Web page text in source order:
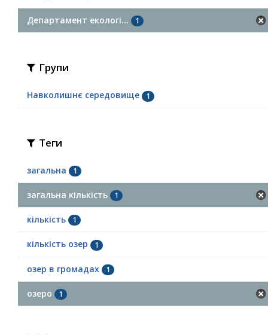
Департамент екологі... 1
Групи
Навколишнє середовище 1
Теги
загальна 1
загальна кількість 1
кількість 1
кількість озер 1
озер в громадах 1
озеро 1